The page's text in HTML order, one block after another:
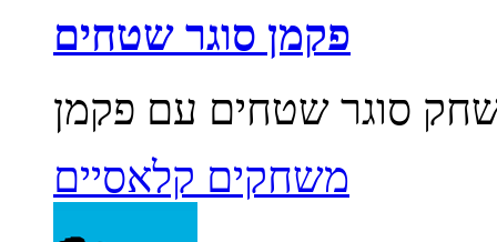
פקמן סוגר שטחים
משחקים קלאסיים